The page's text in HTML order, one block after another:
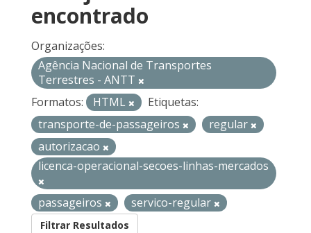
encontrado
Organizações:
Agência Nacional de Transportes
Terrestres - ANTT
Formatos:
HTML
Etiquetas:
transporte-de-passageiros
regular
autorizacao
licenca-operacional-secoes-linhas-mercados
passageiros servico-regular
Filtrar Resultados